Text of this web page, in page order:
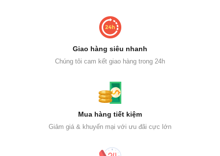
Giao hàng siêu nhanh
Chúng tôi cam kết giao hàng trong 24h
Mua hàng tiết kiệm
Giảm giá & khuyến mại với ưu đãi cực lớn